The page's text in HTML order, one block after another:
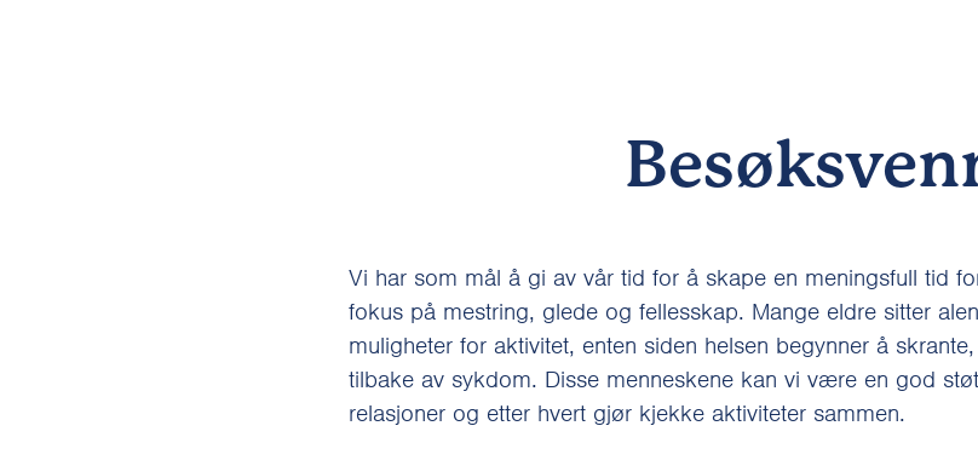
Vi har som mål å gi av vår tid for å skape en meningsfull tid
fokus på mestring, glede og fellesskap. Mange eldre sitter
muligheter for aktivitet, enten siden helsen begynner å
tilbake av sykdom. Disse menneskene kan vi være en god
relasjoner og etter hvert gjør kjekke aktiviteter sammen.